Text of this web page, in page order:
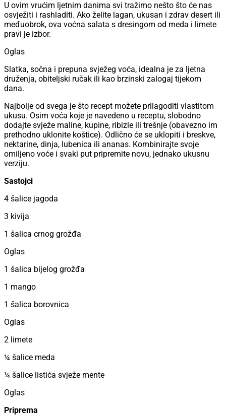
U ovim vrućim ljetnim danima svi tražimo nešto što će nas
osvježiti i rashladiti. Ako želite lagan, ukusan i zdrav desert ili
međuobrok, ova voćna salata s dresingom od meda i limete
pravi je izbor.
Oglas
Slatka, sočna i prepuna svježeg voća, idealna je za ljetna
druženja, obiteljski ručak ili kao brzinski zalogaj tijekom
dana.
Najbolje od svega je što recept možete prilagoditi vlastitom
ukusu. Osim voća koje je navedeno u receptu, slobodno
dodajte svježe maline, kupine, ribizle ili trešnje (obavezno im
prethodno uklonite koštice). Odlično će se uklopiti i breskve,
nektarine, dinja, lubenica ili ananas. Kombinirajte svoje
omiljeno voće i svaki put pripremite novu, jednako ukusnu
verziju.
Sastojci
4 šalice jagoda
3 kivija
1 šalica crnog grožđa
Oglas
1 šalica bijelog grožđa
1 mango
1 šalica borovnica
Oglas
2 limete
¼ šalice meda
¼ šalice listića svježe mente
Oglas
Priprema